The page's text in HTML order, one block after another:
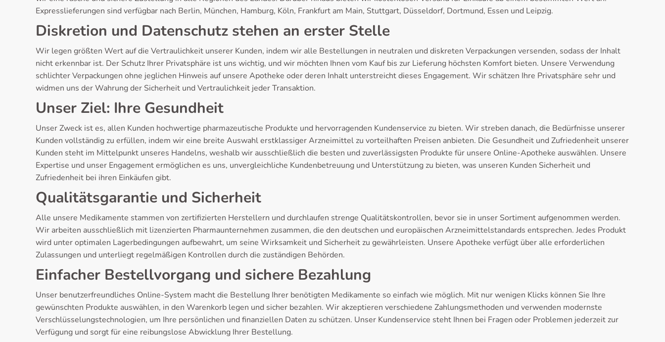
Expresslieferungen sind verfügbar nach Berlin, München, Hamburg, Köln, Frankfurt am Main, Stuttgart, Düsseldorf, Dortmund, Essen und Leipzig.
Diskretion und Datenschutz stehen an erster Stelle
Wir legen größten Wert auf die Vertraulichkeit unserer Kunden, indem wir alle Bestellungen in neutralen und diskreten Verpackungen versenden, sodass der Inhalt
nicht erkennbar ist. Der Schutz Ihrer Privatsphäre ist uns wichtig, und wir möchten Ihnen vom Kauf bis zur Lieferung höchsten Komfort bieten. Unsere Verwendung
schlichter Verpackungen ohne jeglichen Hinweis auf unsere Apotheke oder deren Inhalt unterstreicht dieses Engagement. Wir schätzen Ihre Privatsphäre sehr und
widmen uns der Wahrung der Sicherheit und Vertraulichkeit jeder Transaktion.
Unser Ziel: Ihre Gesundheit
Unser Zweck ist es, allen Kunden hochwertige pharmazeutische Produkte und hervorragenden Kundenservice zu bieten. Wir streben danach, die Bedürfnisse unserer
Kunden vollständig zu erfüllen, indem wir eine breite Auswahl erstklassiger Arzneimittel zu vorteilhaften Preisen anbieten. Die Gesundheit und Zufriedenheit unserer
Kunden steht im Mittelpunkt unseres Handelns, weshalb wir ausschließlich die besten und zuverlässigsten Produkte für unsere Online-Apotheke auswählen. Unsere
Expertise und unser Engagement ermöglichen es uns, unvergleichliche Kundenbetreuung und Unterstützung zu bieten, was unseren Kunden Sicherheit und
Zufriedenheit bei ihren Einkäufen gibt.
Qualitätsgarantie und Sicherheit
Alle unsere Medikamente stammen von zertifizierten Herstellern und durchlaufen strenge Qualitätskontrollen, bevor sie in unser Sortiment aufgenommen werden.
Wir arbeiten ausschließlich mit lizenzierten Pharmaunternehmen zusammen, die den deutschen und europäischen Arzneimittelstandards entsprechen. Jedes Produkt
wird unter optimalen Lagerbedingungen aufbewahrt, um seine Wirksamkeit und Sicherheit zu gewährleisten. Unsere Apotheke verfügt über alle erforderlichen
Zulassungen und unterliegt regelmäßigen Kontrollen durch die zuständigen Behörden.
Einfacher Bestellvorgang und sichere Bezahlung
Unser benutzerfreundliches Online-System macht die Bestellung Ihrer benötigten Medikamente so einfach wie möglich. Mit nur wenigen Klicks können Sie Ihre
gewünschten Produkte auswählen, in den Warenkorb legen und sicher bezahlen. Wir akzeptieren verschiedene Zahlungsmethoden und verwenden modernste
Verschlüsselungstechnologien, um Ihre persönlichen und finanziellen Daten zu schützen. Unser Kundenservice steht Ihnen bei Fragen oder Problemen jederzeit zur
Verfügung und sorgt für eine reibungslose Abwicklung Ihrer Bestellung.